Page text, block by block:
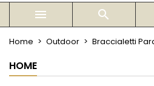
 
Home Outdoor Braccialetti
HOME
Annulla